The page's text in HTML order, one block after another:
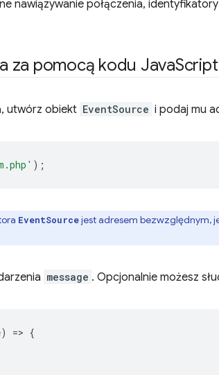
nawiązywanie połączenia,
za pomocą kodu JavaScript
utwórz obiekt EventSource i podaj mu
);
EventSourcejest adresem bezwzględnym,
message . Opcjonalnie możesz
) => {